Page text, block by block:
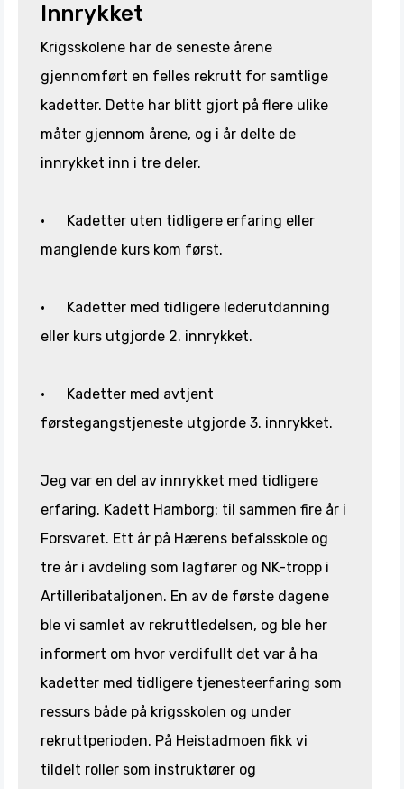
Innrykket
Krigsskolene har de seneste årene
gjennomført en felles rekrutt for samtlige
kadetter. Dette har blitt gjort på flere ulike
måter gjennom årene, og i år delte de
innrykket inn i tre deler.
· Kadetter uten tidligere erfaring eller
manglende kurs kom først.
· Kadetter med tidligere lederutdanning
eller kurs utgjorde 2. innrykket.
· Kadetter med avtjent
førstegangstjeneste utgjorde 3. innrykket.
Jeg var en del av innrykket med tidligere
erfaring. Kadett Hamborg: til sammen fire år i
Forsvaret. Ett år på Hærens befalsskole og
tre år i avdeling som lagfører og NK-tropp i
Artilleribataljonen. En av de første dagene
ble vi samlet av rekruttledelsen, og ble her
informert om hvor verdifullt det var å ha
kadetter med tidligere tjenesteerfaring som
ressurs både på krigsskolen og under
rekruttperioden. På Heistadmoen fikk vi
tildelt roller som instruktører og